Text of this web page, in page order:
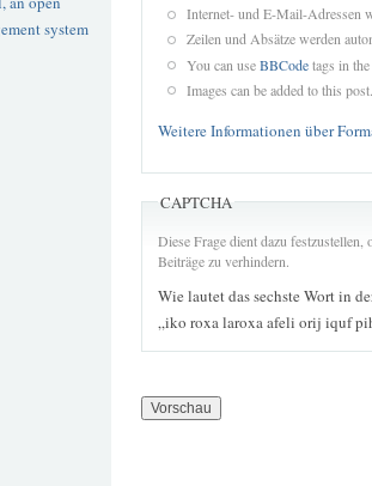
Internet- und E-Mail-Adressen
Zeilen und Absätze werden
You can useBBCodetags in
Images can be added to this post.
Weitere Informationen über
CAPTCHA
Diese Frage dient dazu
Beiträge zu verhindern.
Wie lautet das sechste Wort in
„iko roxa laroxa afeli orij iquf